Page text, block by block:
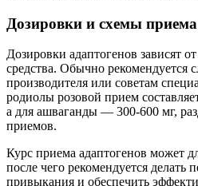
Дозировки и схемы приема
Дозировки адаптогенов зависят
средства. Обычно рекомендуется
производителя или советам
родиолы розовой прием
а для ашваганды — 300-600 мг,
приемов.
Курс приема адаптогенов может
после чего рекомендуется делать
привыкания и обеспечить